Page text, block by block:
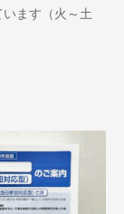
ます（火～土